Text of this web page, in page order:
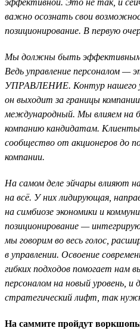
важно осознать свои
позиционирование. В первую
Мы должны быть эффективными
Ведь управление персоналом —
УПРАВЛЕНИЕ. Контур нашего
он выходит за границы
международный. Мы влияем на
компанию кандидатам.
сообщество от акционеров до
компании.
На самом деле эйчары влияют
на всё. У них лидирующая,
на симбиозе экономики и
позиционирование —
мы говорим во весь голос,
в управлении. Освоение
гибких подходов помогает нам
персоналом на новый уровень,
стратегический лифт, так
На саммите пройдут